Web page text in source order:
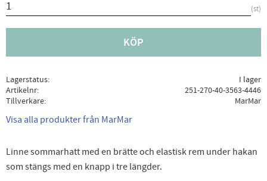
st
KÖP
Lagerstatus
I lager
Artikelnr
251-270-40-3563-4446
Tillverkare
MarMar
Visa alla produkter från MarMar
Linne sommarhatt med en brätte och elastisk rem under hakan
som stängs med en knapp i tre längder.